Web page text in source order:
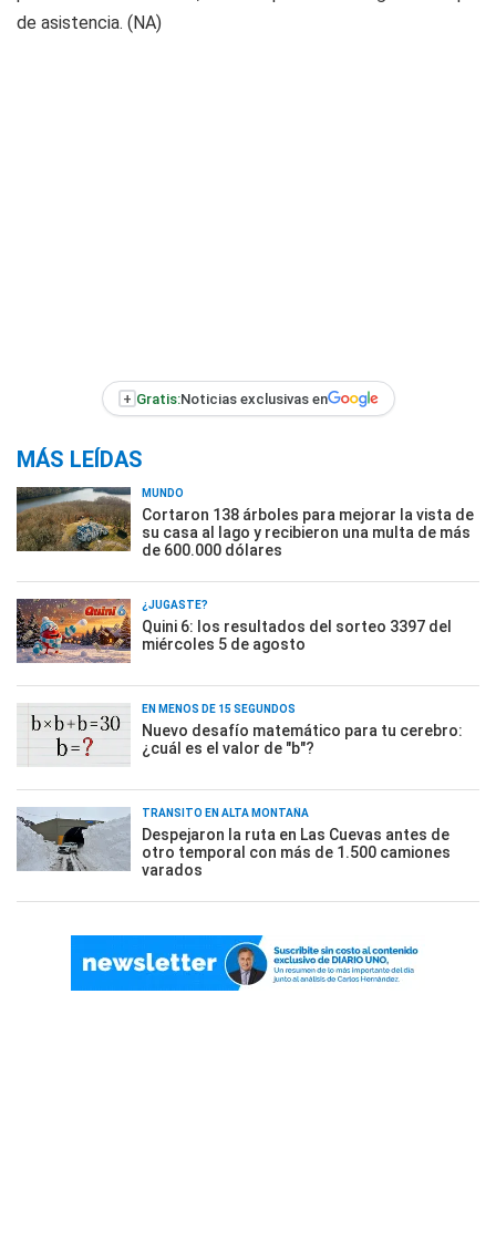
de asistencia. (NA)
+ Gratis:Noticias exclusivas en
MÁS LEÍDAS
MUNDO
Cortaron 138 árboles para mejorar la vista de
su casa al lago y recibieron una multa de más
de 600.000 dólares
¿JUGASTE?
Quini 6: los resultados del sorteo 3397 del
miércoles 5 de agosto
EN MENOS DE 15 SEGUNDOS
Nuevo desafío matemático para tu cerebro:
¿cuál es el valor de "b"?
TRÁNSITO EN ALTA MONTAÑA
Despejaron la ruta en Las Cuevas antes de
otro temporal con más de 1.500 camiones
varados